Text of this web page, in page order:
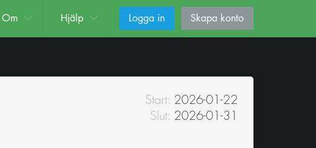
Om Hjälp Logga in Skapa konto
Start: 2026-01-22
Slut: 2026-01-31